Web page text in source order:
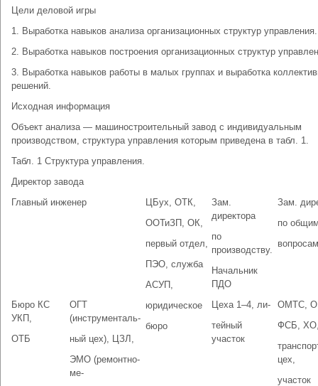
Цели деловой игры
1. Выработка навыков анализа организационных структур управления.
2. Выработка навыков построения организационных структур
3. Выработка навыков работы в малых группах и выработка
решений.
Иcходная информация
Объект анализа — машиностроительный завод с индивидуальным
производством, структура управления которым приведена в табл. 1.
Табл. 1 Структура управления.
Директор завода
Главный инженер
ЦБух, ОТК,
ООТиЗП, ОК,
первый отдел,
ПЭО, служба
АСУП,
юридическое
бюро
Зам.
директора
по
производству.
Начальник
ПДО
Зам.
по
вопросам
Бюро КС
УКП,
ОТБ
ОГТ
(инструменталь-
ный цех), ЦЗЛ,
ЭМО (ремонтно-
ме-
Цеха 1–4, ли-
тейный
участок
ОМТС,
ФСБ,
цех,
участок